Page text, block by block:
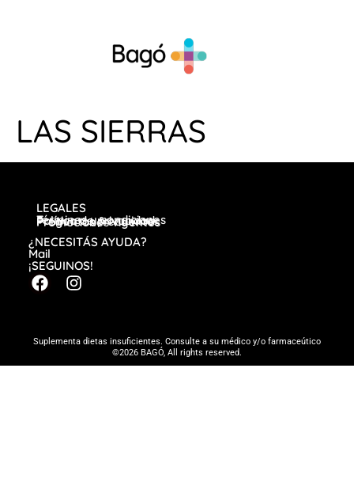
LAS SIERRAS
LEGALES
Términos y condiciones
Política de privacidad
Preguntas frecuentes
Promociones vigentes
¿NECESITÁS AYUDA?
Mail
¡SEGUINOS!
Suplementa dietas insuficientes. Consulte a su médico y/o farmaceútico
©2026 BAGÓ, All rights reserved.